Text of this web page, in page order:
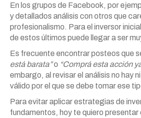
En los grupos de Facebook, por
y detallados análisis con otros que
profesionalismo. Para el inversor
de estos últimos puede llegar a ser
Es frecuente encontrar posteos que
está barata”o “Comprá esta acción
embargo, al revisar el análisis no hay
válido por el que se debe tomar ese
Para evitar aplicar estrategias de
fundamentos, hoy te quiero presentar